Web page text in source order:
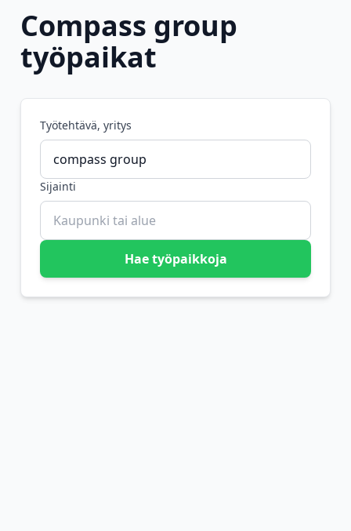
Compass group
työpaikat
Työtehtävä, yritys
Sijainti
Hae työpaikkoja